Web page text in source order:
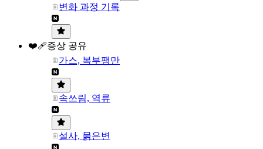
변화 과정 기록
❤️‍🩹증상 공유
가스, 복부팽만
속쓰림, 역류
설사, 묽은변